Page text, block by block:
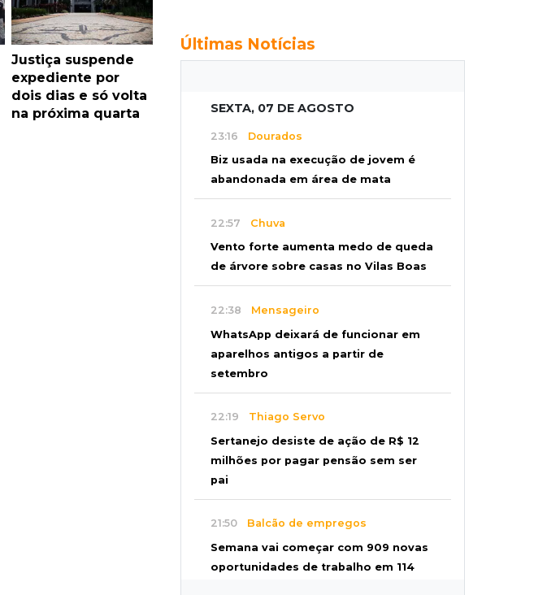
Justiça suspende
expediente por
dois dias e só volta
na próxima quarta
Últimas Notícias
SEXTA, 07 DE AGOSTO
23:16 Dourados
Biz usada na execução de jovem é
abandonada em área de mata
22:57 Chuva
Vento forte aumenta medo de queda
de árvore sobre casas no Vilas Boas
22:38 Mensageiro
WhatsApp deixará de funcionar em
aparelhos antigos a partir de
setembro
22:19 Thiago Servo
Sertanejo desiste de ação de R$ 12
milhões por pagar pensão sem ser
pai
21:50 Balcão de empregos
Semana vai começar com 909 novas
oportunidades de trabalho em 114